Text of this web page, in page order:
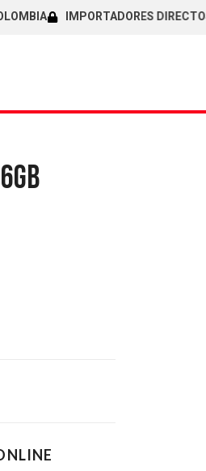
IMPORTADORES DIRECTOS /